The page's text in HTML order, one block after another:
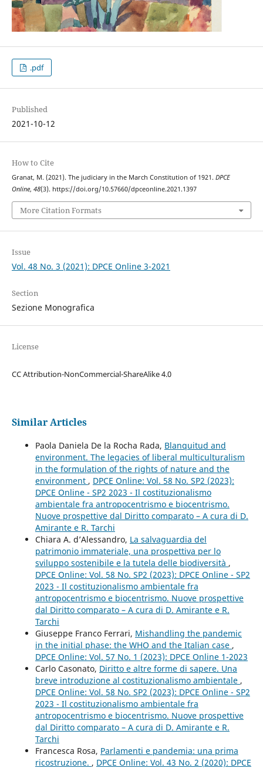
.pdf
Published
2021-10-12
How to Cite
Granat, M. (2021). The judiciary in the March Constitution of 1921. DPCE
Online, 48(3). https://doi.org/10.57660/dpceonline.2021.1397
More Citation Formats
Issue
Vol. 48 No. 3 (2021): DPCE Online 3-2021
Section
Sezione Monografica
License
CC Attribution-NonCommercial-ShareAlike 4.0
Similar Articles
Paola Daniela De la Rocha Rada, Blanquitud and
environment. The legacies of liberal multiculturalism
in the formulation of the rights of nature and the
environment , DPCE Online: Vol. 58 No. SP2 (2023):
DPCE Online - SP2 2023 - Il costituzionalismo
ambientale fra antropocentrismo e biocentrismo.
Nuove prospettive dal Diritto comparato – A cura di D.
Amirante e R. Tarchi
Chiara A. d’Alessandro, La salvaguardia del
patrimonio immateriale, una prospettiva per lo
sviluppo sostenibile e la tutela delle biodiversità ,
DPCE Online: Vol. 58 No. SP2 (2023): DPCE Online - SP2
2023 - Il costituzionalismo ambientale fra
antropocentrismo e biocentrismo. Nuove prospettive
dal Diritto comparato – A cura di D. Amirante e R.
Tarchi
Giuseppe Franco Ferrari, Mishandling the pandemic
in the initial phase: the WHO and the Italian case ,
DPCE Online: Vol. 57 No. 1 (2023): DPCE Online 1-2023
Carlo Casonato, Diritto e altre forme di sapere. Una
breve introduzione al costituzionalismo ambientale ,
DPCE Online: Vol. 58 No. SP2 (2023): DPCE Online - SP2
2023 - Il costituzionalismo ambientale fra
antropocentrismo e biocentrismo. Nuove prospettive
dal Diritto comparato – A cura di D. Amirante e R.
Tarchi
Francesca Rosa, Parlamenti e pandemia: una prima
ricostruzione. , DPCE Online: Vol. 43 No. 2 (2020): DPCE